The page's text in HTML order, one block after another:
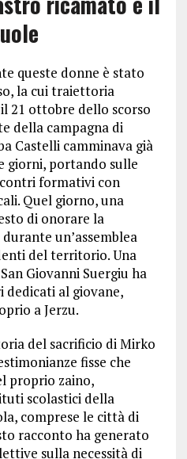
queste donne è stato
la cui traiettoria
21 ottobre dello scorso
della campagna di
Castelli camminava già
giorni, portando sulle
formativi con
Quel giorno, una
di onorare la
un’assemblea
del territorio. Una
Giovanni Suergiu ha
dedicati al giovane,
a Jerzu.
del sacrificio di Mirko
fisse che
proprio zaino,
scolastici della
comprese le città di
racconto ha generato
sulla necessità di